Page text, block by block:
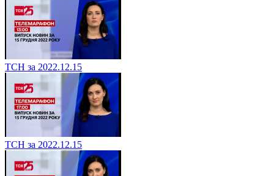
ТСН за 2022.12.15
ТСН за 2022.12.15